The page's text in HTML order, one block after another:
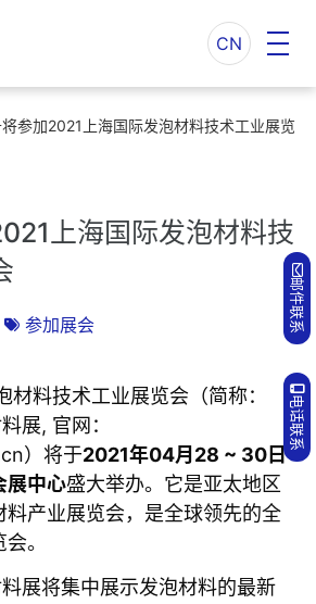
CN
参加2021上海国际发泡材料技术工业展览
上海国际发泡材料技
参加展会
材料技术工业展览会（简称：
展, 官网：
）将于2021年04月28 ~ 30日
展中心盛大举办。它是亚太地区
料产业展览会，是全球领先的全
。
展将集中展示发泡材料的最新
邮件联系
电话联系